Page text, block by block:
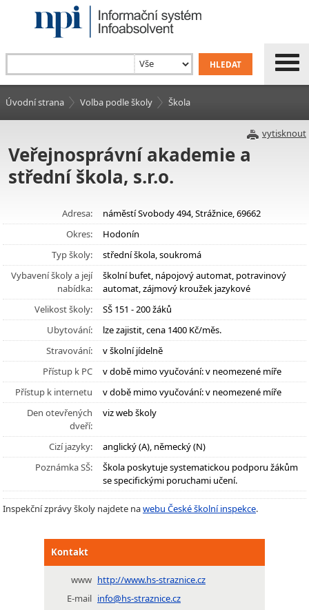
Úvodní strana Volba podle školy Škola
vytisknout
Veřejnosprávní akademie a
střední škola, s.r.o.
Adresa:
náměstí Svobody 494, Strážnice, 69662
Okres:
Hodonín
Typ školy:
střední škola, soukromá
Vybavení školy a její
nabídka:
školní bufet, nápojový automat, potravinový
automat, zájmový kroužek jazykové
Velikost školy:
SŠ 151 - 200 žáků
Ubytování:
lze zajistit, cena 1400 Kč/měs.
Stravování:
v školní jídelně
Přístup k PC
v době mimo vyučování: v neomezené míře
Přístup k internetu
v době mimo vyučování: v neomezené míře
Den otevřených
dveří:
viz web školy
Cizí jazyky:
anglický (A), německý (N)
Poznámka SŠ:
Škola poskytuje systematickou podporu žákům
se specifickými poruchami učení.
Inspekční zprávy školy najdete nawebu České školní inspekce.
Kontakt
www http://www.hs-straznice.cz
E-mail info@hs-straznice.cz